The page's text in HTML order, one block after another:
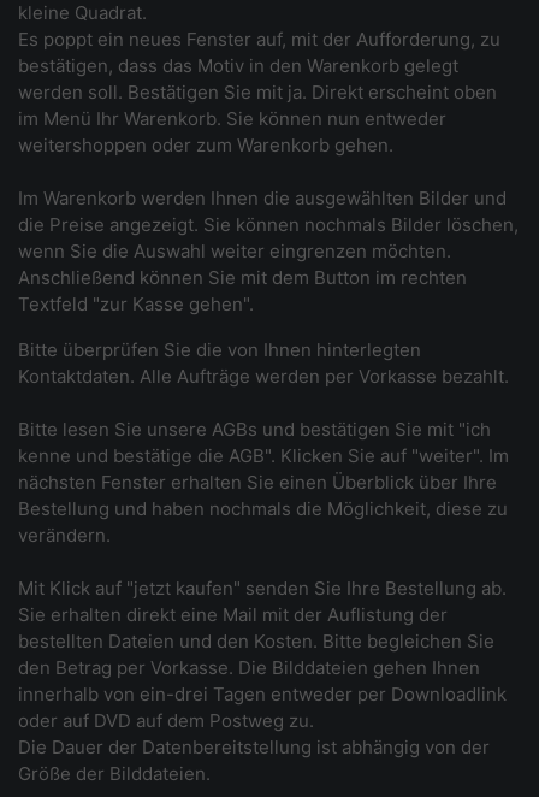
kleine Quadrat.
Es poppt ein neues Fenster auf, mit der Aufforderung, zu
bestätigen, dass das Motiv in den Warenkorb gelegt
werden soll. Bestätigen Sie mit ja. Direkt erscheint oben
im Menü Ihr Warenkorb. Sie können nun entweder
weitershoppen oder zum Warenkorb gehen.
Im Warenkorb werden Ihnen die ausgewählten Bilder und
die Preise angezeigt. Sie können nochmals Bilder löschen,
wenn Sie die Auswahl weiter eingrenzen möchten.
Anschließend können Sie mit dem Button im rechten
Textfeld "zur Kasse gehen".
Bitte überprüfen Sie die von Ihnen hinterlegten
Kontaktdaten. Alle Aufträge werden per Vorkasse bezahlt.
Bitte lesen Sie unsere AGBs und bestätigen Sie mit "ich
kenne und bestätige die AGB". Klicken Sie auf "weiter". Im
nächsten Fenster erhalten Sie einen Überblick über Ihre
Bestellung und haben nochmals die Möglichkeit, diese zu
verändern.
Mit Klick auf "jetzt kaufen" senden Sie Ihre Bestellung ab.
Sie erhalten direkt eine Mail mit der Auflistung der
bestellten Dateien und den Kosten. Bitte begleichen Sie
den Betrag per Vorkasse. Die Bilddateien gehen Ihnen
innerhalb von ein-drei Tagen entweder per Downloadlink
oder auf DVD auf dem Postweg zu.
Die Dauer der Datenbereitstellung ist abhängig von der
Größe der Bilddateien.